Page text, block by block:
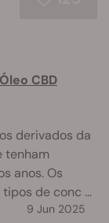
CBD
derivados da
tenham
anos. Os
de conc ...
9 Jun 2025